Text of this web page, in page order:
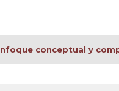
conceptual y